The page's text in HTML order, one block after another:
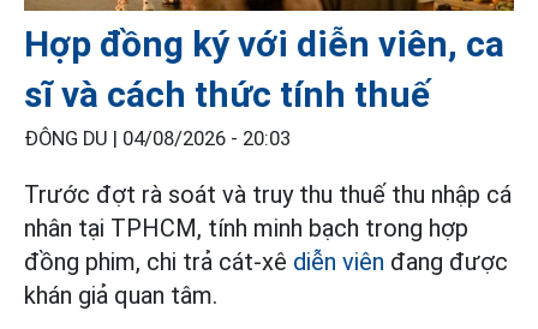
Hợp đồng ký với diễn viên, ca
sĩ và cách thức tính thuế
ĐÔNG DU | 04/08/2026 - 20:03
Trước đợt rà soát và truy thu thuế thu nhập cá
nhân tại TPHCM, tính minh bạch trong hợp
đồng phim, chi trả cát-xê diễn viên đang được
khán giả quan tâm.